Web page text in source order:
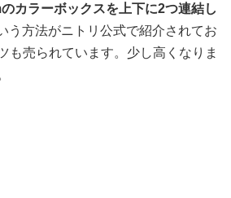
カラーボックスを上下に2つ連結し
う方法がニトリ公式で紹介されてお
も売られています。少し高くなりま